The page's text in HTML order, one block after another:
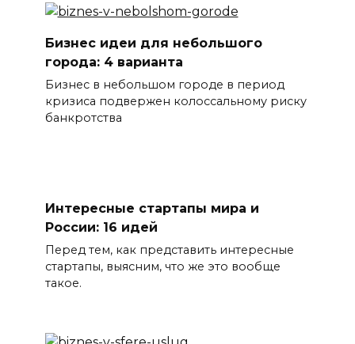
Бизнес идеи для небольшого
города: 4 варианта
Бизнес в небольшом городе в период
кризиса подвержен колоссальному риску
банкротства
Интересные стартапы мира и
России: 16 идей
Перед тем, как представить интересные
стартапы, выясним, что же это вообще
такое.